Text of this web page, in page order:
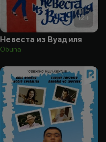
12+
Невеста из Вуадиля
Obuna